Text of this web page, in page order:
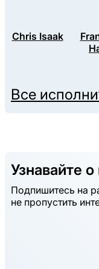
Chris Isaak
Все
Узнавайте
Подпишитесь на
не пропустить